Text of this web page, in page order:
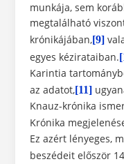
munkája, sem
megtalálható
krónikájában,[9]
egyes kézirataiban.
Karintia
az adatot,[11]
Knauz-krónika
Krónika
Ez azért lényeges,
beszédeit először